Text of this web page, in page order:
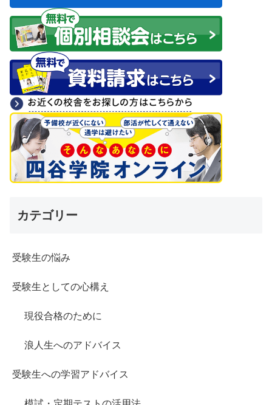
カテゴリー
受験生の悩み
受験生としての心構え
現役合格のために
浪人生へのアドバイス
受験生への学習アドバイス